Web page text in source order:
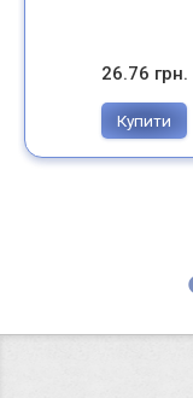
26.76 грн.
Купити